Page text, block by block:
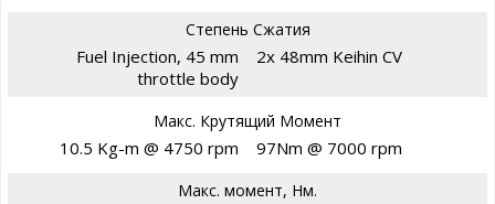
Степень Сжатия
Fuel Injection, 45 mm
throttle body
2x 48mm Keihin CV
Макс. Крутящий Момент
10.5 Kg-m @ 4750 rpm 97Nm @ 7000 rpm
Макс. момент, Нм.